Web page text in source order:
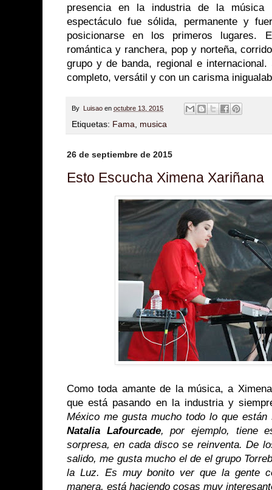
presencia en la industria de la
espectáculo fue sólida, permanente y
posicionarse en los primeros lugares.
romántica y ranchera, pop y norteña,
grupo y de banda, regional e
completo, versátil y con un carisma
By Luisao en octubre 13, 2015
Etiquetas: Fama, musica
26 de septiembre de 2015
Esto Escucha Ximena Xariñana
Como toda amante de la música, a
que está pasando en la industria y
México me gusta mucho todo lo que están
Natalia Lafourcade, por ejemplo, tiene
sorpresa, en cada disco se reinventa. De
salido, me gusta mucho el de el grupo
la Luz. Es muy bonito ver que la gente
manera, está haciendo cosas muy